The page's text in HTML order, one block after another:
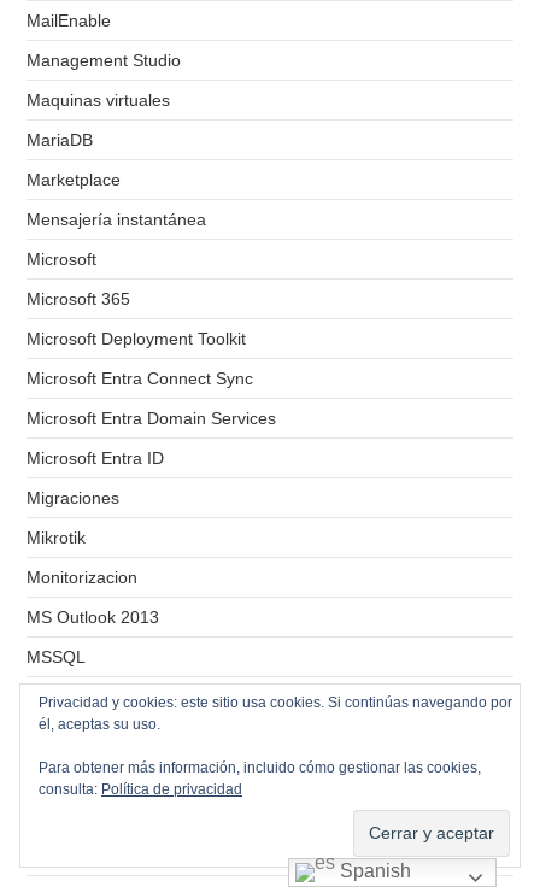
MailEnable
Management Studio
Maquinas virtuales
MariaDB
Marketplace
Mensajería instantánea
Microsoft
Microsoft 365
Microsoft Deployment Toolkit
Microsoft Entra Connect Sync
Microsoft Entra Domain Services
Microsoft Entra ID
Migraciones
Mikrotik
Monitorizacion
MS Outlook 2013
MSSQL
Multipath
MX
MySQL
Spanish
Privacidad y cookies: este sitio usa cookies. Si continúas navegando por
él, aceptas su uso.
Para obtener más información, incluido cómo gestionar las cookies,
consulta: Política de privacidad